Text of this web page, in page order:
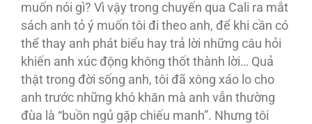
muốn nói gì? Vì vậy trong chuyến qua Cali ra mắt
sách anh tỏ ý muốn tôi đi theo anh, để khi cần có
thể thay anh phát biểu hay trả lời những câu hỏi
khiến anh xúc động không thốt thành lời… Quả
thật trong đời sống anh, tôi đã xông xáo lo cho
anh trước những khó khăn mà anh vẫn thường
đùa là “buồn ngủ gặp chiếu manh”. Nhưng tôi